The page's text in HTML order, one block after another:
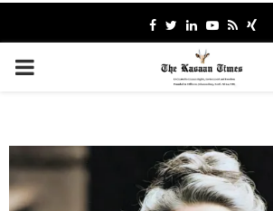
Facebook
TwitterLinkedinYoutube
RssXing
PRIMARY